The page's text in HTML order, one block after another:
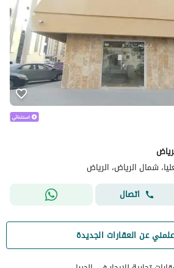
شمال الرياض، الرياض
اتصال
عن العقارات الجديدة